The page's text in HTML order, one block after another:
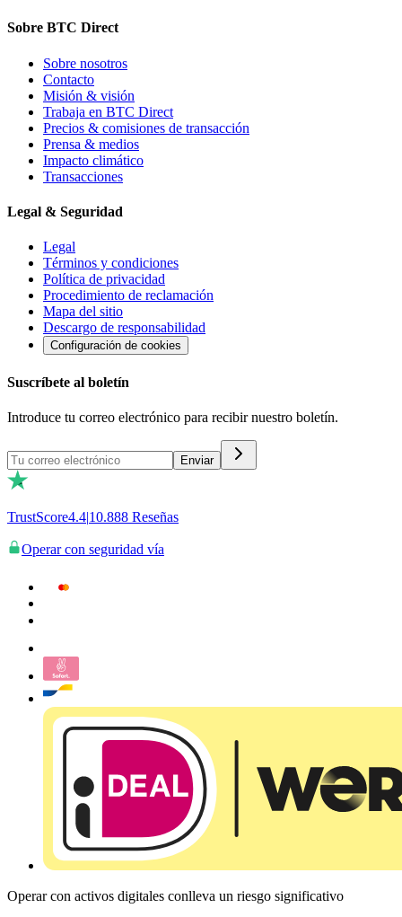
Sobre BTC Direct
Sobre nosotros
Contacto
Misión & visión
Trabaja en BTC Direct
Precios & comisiones de transacción
Prensa & medios
Impacto climático
Transacciones
Legal & Seguridad
Legal
Términos y condiciones
Política de privacidad
Procedimiento de reclamación
Mapa del sitio
Descargo de responsabilidad
Configuración de cookies
Suscríbete al boletín
Introduce tu correo electrónico para recibir nuestro boletín.
Enviar
TrustScore4.4|10.888 Reseñas
Operar con seguridad vía
Operar con activos digitales conlleva un riesgo significativo